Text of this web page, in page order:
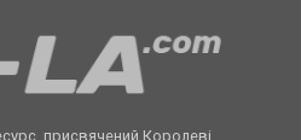
присвячений Королеві